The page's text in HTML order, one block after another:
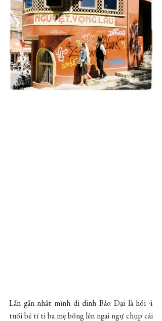
Lần gần nhất mình đi dinh Bảo Đại là hồi 4
tuổi bé tí ti ba mẹ bồng lên ngai ngự chụp cái